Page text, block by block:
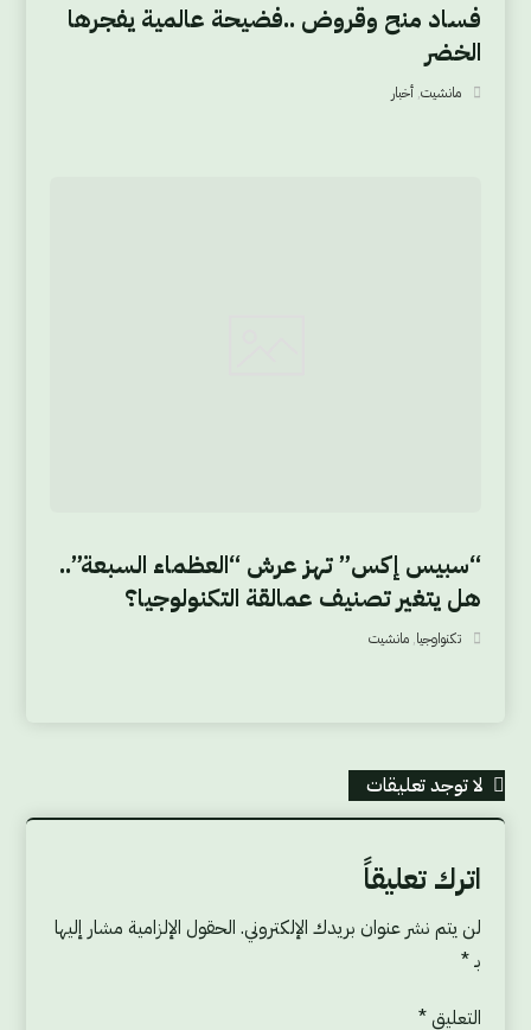
فساد منح وقروض ..فضيحة عالمية يفجرها
الخضر
مانشيت,أخبار
“سبيس إكس” تهز عرش “العظماء السبعة”..
هل يتغير تصنيف عمالقة التكنولوجيا؟
تكنواوجيا,مانشيت
لا توجد تعليقات
اترك تعليقاً
لن يتم نشر عنوان بريدك الإلكتروني. الحقول الإلزامية مشار إليها
بـ*
التعليق*